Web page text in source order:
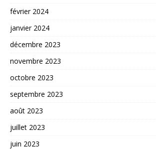
février 2024
janvier 2024
décembre 2023
novembre 2023
octobre 2023
septembre 2023
août 2023
juillet 2023
juin 2023